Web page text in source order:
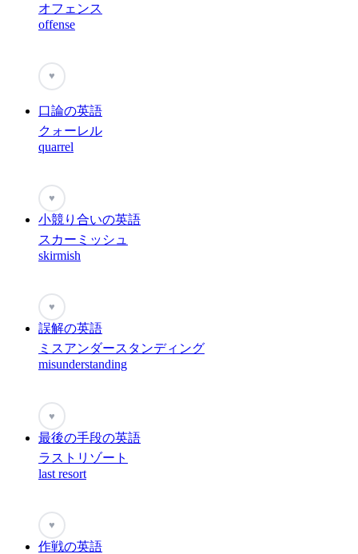
オフェンス
offense
♥
口論の英語
クォーレル
quarrel
♥
小競り合いの英語
スカーミッシュ
skirmish
♥
誤解の英語
ミスアンダースタンディング
misunderstanding
♥
最後の手段の英語
ラストリゾート
last resort
♥
作戦の英語